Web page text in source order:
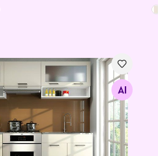
cm
Otsi sarnaseid